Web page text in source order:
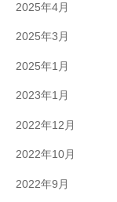
2025年4月
2025年3月
2025年1月
2023年1月
2022年12月
2022年10月
2022年9月